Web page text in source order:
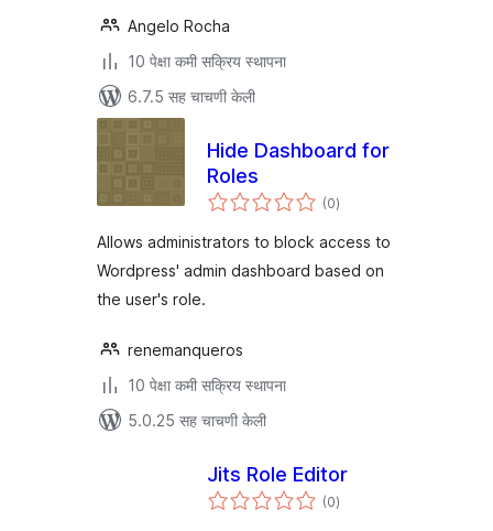
Angelo Rocha
10 पेक्षा कमी सक्रिय स्थापना
6.7.5 सह चाचणी केली
Hide Dashboard for
Roles
(0एकूण
मूल्यांकन
)
Allows administrators to block access to
Wordpress' admin dashboard based on
the user's role.
renemanqueros
10 पेक्षा कमी सक्रिय स्थापना
5.0.25 सह चाचणी केली
Jits Role Editor
(0एकूण
मूल्यांकन
)